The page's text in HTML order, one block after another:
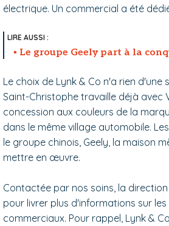
électrique. Un commercial a été
Le groupe Geely part à la
Le choix de Lynk & Co n'a rien d'une
Saint-Christophe travaille déjà avec
concession aux couleurs de la
dans le même village automobile.
le groupe chinois, Geely, la maison
mettre en œuvre.
Contactée par nos soins, la
pour livrer plus d'informations sur
commerciaux. Pour rappel, Lynk &